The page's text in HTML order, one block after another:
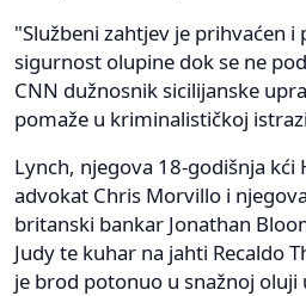
"Službeni zahtjev je prihvaćen
sigurnost olupine dok se ne
CNN dužnosnik sicilijanske
pomaže u kriminalističkoj
Lynch, njegova 18-godišnja kći
advokat Chris Morvillo i
britanski bankar Jonathan
Judy te kuhar na jahti Recaldo
je brod potonuo u snažnoj